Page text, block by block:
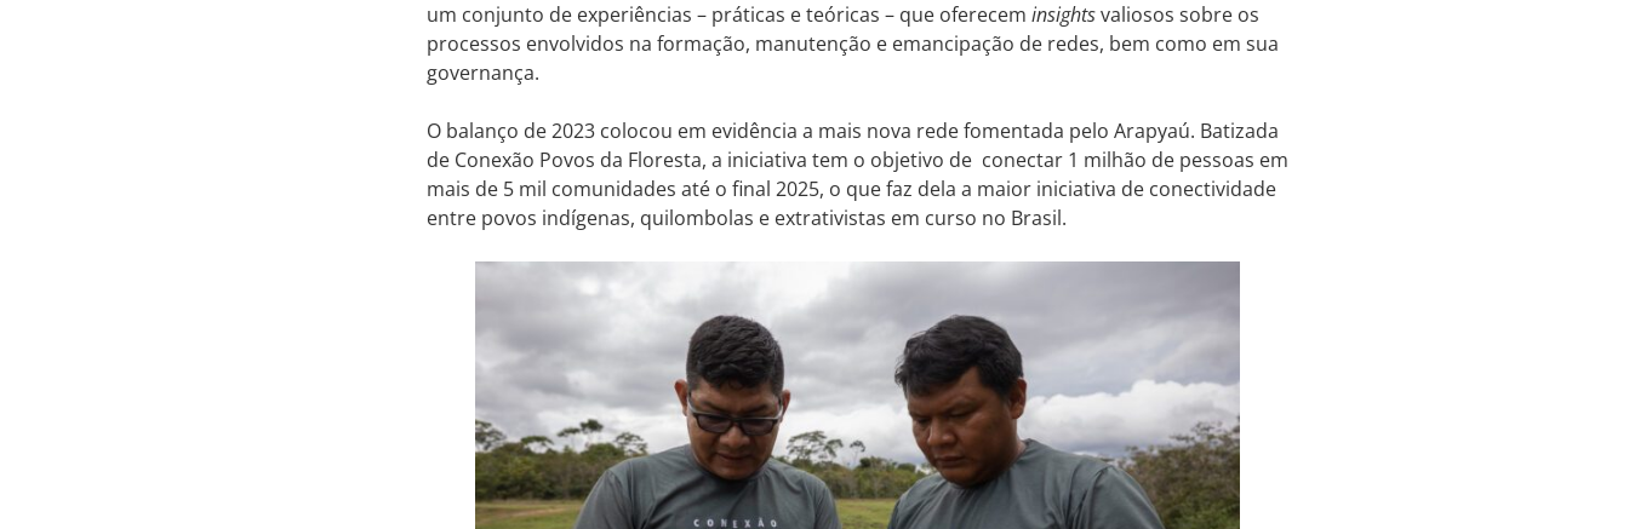
um conjunto de experiências – práticas e teóricas – que ofereceminsightsvaliosos sobre os
processos envolvidos na formação, manutenção e emancipação de redes, bem como em sua
governança.
O balanço de 2023 colocou em evidência a mais nova rede fomentada pelo Arapyaú. Batizada
de Conexão Povos da Floresta, a iniciativa tem o objetivo de conectar 1 milhão de pessoas em
mais de 5 mil comunidades até o final 2025, o que faz dela a maior iniciativa de conectividade
entre povos indígenas, quilombolas e extrativistas em curso no Brasil.